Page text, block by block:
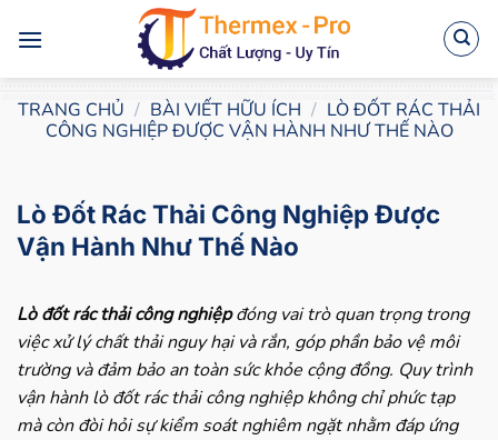
qua
TRANG CHỦ / BÀI VIẾT HỮU ÍCH / LÒ ĐỐT RÁC THẢI
CÔNG NGHIỆP ĐƯỢC VẬN HÀNH NHƯ THẾ NÀO
Lò Đốt Rác Thải Công Nghiệp Được
Vận Hành Như Thế Nào
Lò đốt rác thải công nghiệpđóng vai trò quan trọng trong
việc xử lý chất thải nguy hại và rắn, góp phần bảo vệ môi
trường và đảm bảo an toàn sức khỏe cộng đồng. Quy trình
vận hành lò đốt rác thải công nghiệp không chỉ phức tạp
mà còn đòi hỏi sự kiểm soát nghiêm ngặt nhằm đáp ứng